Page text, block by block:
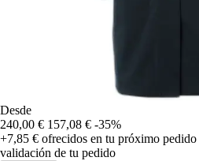
Desde
240,00 € 157,08 € -35%
+7,85 € ofrecidos en tu próximo pedido
validación de tu pedido